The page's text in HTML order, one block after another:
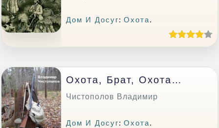
Дом И Досуг:Охота.
Охота, Брат, Охота…
Чистополов Владимир
Дом И Досуг:Охота.